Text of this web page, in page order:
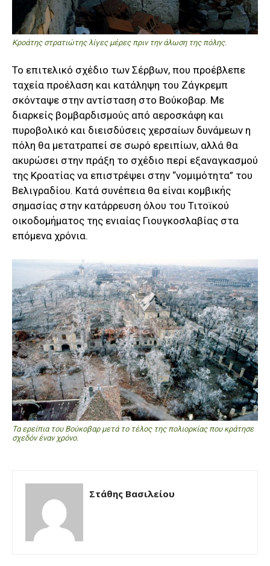
Κροάτης στρατιώτης λίγες μέρες πριν την άλωση της πόλης.
Το επιτελικό σχέδιο των Σέρβων, που προέβλεπε
ταχεία προέλαση και κατάληψη του Ζάγκρεμπ
σκόνταψε στην αντίσταση στο Βούκοβαρ. Με
διαρκείς βομβαρδισμούς από αεροσκάφη και
πυροβολικό και διεισδύσεις χερσαίων δυνάμεων η
πόλη θα μετατραπεί σε σωρό ερειπίων, αλλά θα
ακυρώσει στην πράξη το σχέδιο περί εξαναγκασμού
της Κροατίας να επιστρέψει στην “νομιμότητα” του
Βελιγραδίου. Κατά συνέπεια θα είναι κομβικής
σημασίας στην κατάρρευση όλου του Τιτοϊκού
οικοδομήματος της ενιαίας Γιουγκοσλαβίας στα
επόμενα χρόνια.
Τα ερείπια του Βούκοβαρ μετά το τέλος της πολιορκίας που κράτησε
σχεδόν έναν χρόνο.
Στάθης Βασιλείου